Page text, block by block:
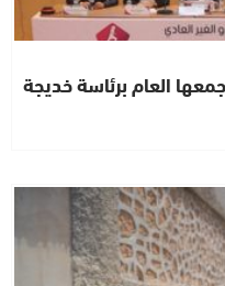
العام برئاسة خديجة